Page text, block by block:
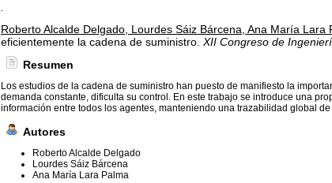
.
Roberto Alcalde Delgado, Lourdes Sáiz Bárcena, Ana María Lara
eficientemente la cadena de suministro. XII Congreso de
Resumen
Los estudios de la cadena de suministro han puesto de manifiesto la
demanda constante, dificulta su control. En este trabajo se introduce una
información entre todos los agentes, manteniendo una trazabilidad global
Autores
Roberto Alcalde Delgado
Lourdes Sáiz Bárcena
Ana María Lara Palma